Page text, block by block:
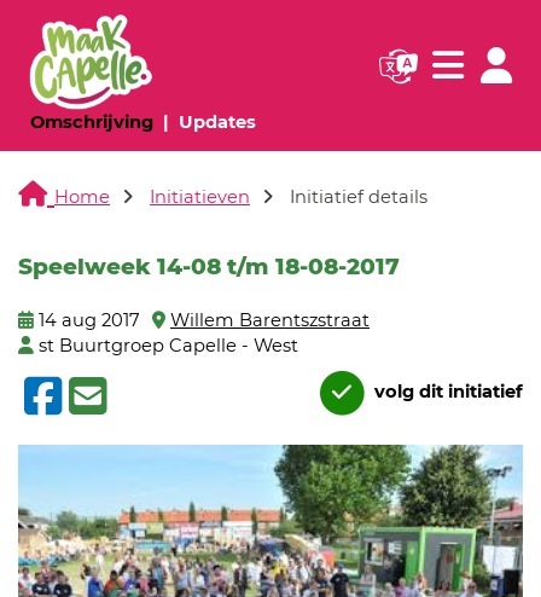
Omschrijving(huidige pagina)
Updates(huidige pagina)
Navigatie
Home Initiatieven Initiatief details
Speelweek 14-08 t/m 18-08-2017
14 aug 2017
Willem Barentszstraat
st Buurtgroep Capelle - West
volg dit initiatief